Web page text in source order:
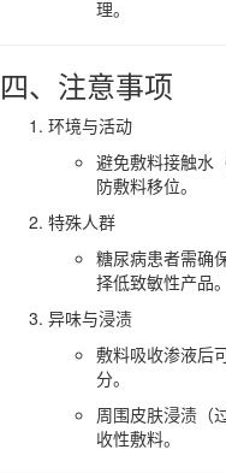
理。
四、注意事项
环境与活动
避免敷料接触水
防敷料移位。
特殊人群
糖尿病患者需确
择低致敏性产品。
异味与浸渍
敷料吸收渗液后
分。
周围皮肤浸渍（
收性敷料。